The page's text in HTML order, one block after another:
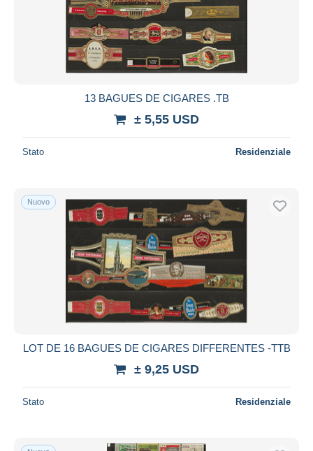
13 BAGUES DE CIGARES .TB
± 5,55 USD
Stato Residenziale
Nuovo
LOT DE 16 BAGUES DE CIGARES DIFFERENTES -TTB
± 9,25 USD
Stato Residenziale